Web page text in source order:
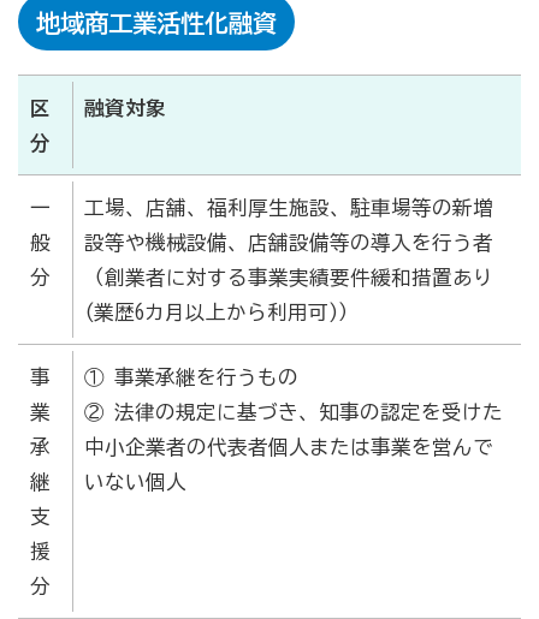
地域商工業活性化融資
区
分
融資対象
一
般
分
工場、店舗、福利厚生施設、駐車場等の新増
設等や機械設備、店舗設備等の導入を行う者
（創業者に対する事業実績要件緩和措置あり
(業歴6カ月以上から利用可)）
事
業
承
継
支
援
分
① 事業承継を行うもの
② 法律の規定に基づき、知事の認定を受けた
中小企業者の代表者個人または事業を営んで
いない個人
情報漏えいリスクの備えに（情報漏えい保険）
商工会のサービス
経理・記帳代行
[商工会員限定]初期費用も月額料金も0円!「グーペ」な
ら、ホームページが無料で作れます。
商工会が扱う検定
全国商工会珠算検定試験
石川県内の商工会の支援事例
行きます・聞きます・提案します そして伴走します～
商工会の支援事例～